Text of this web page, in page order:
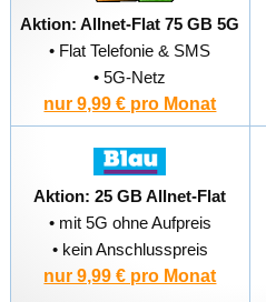
Aktion: Allnet-Flat 75 GB 5G
• Flat Telefonie & SMS
• 5G-Netz
nur 9,99 € pro Monat
Aktion: 25 GB Allnet-Flat
• mit 5G ohne Aufpreis
• kein Anschlusspreis
nur 9,99 € pro Monat